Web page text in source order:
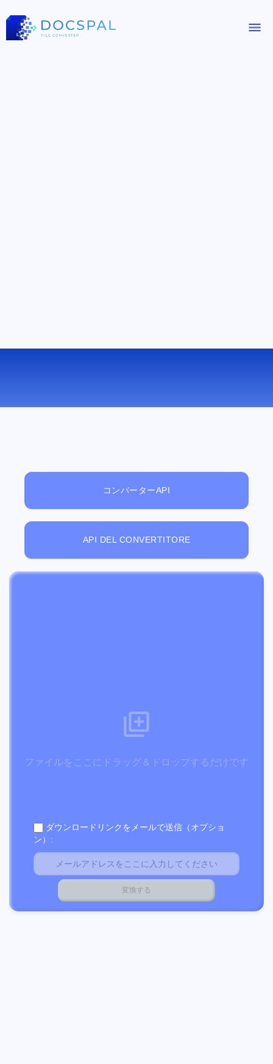
コンバーターAPI
API DEL CONVERTITORE
ファイルをここにドラッグ＆ドロップするだけです
ダウンロードリンクをメールで送信（オプショ
ン）: